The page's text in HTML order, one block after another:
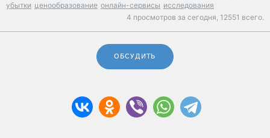
убытки ценообразование онлайн-сервисы исследования
4 просмотров за сегодня, 12551 всего.
ОБСУДИТЬ